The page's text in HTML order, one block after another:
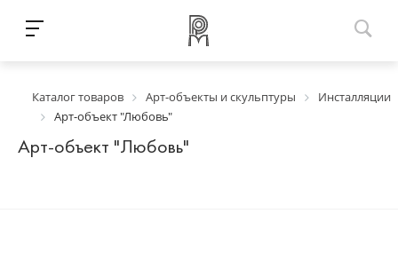
Каталог товаров Арт-объекты и скульптуры
Инсталляции
Арт-объект "Любовь"
Арт-объект "Любовь"